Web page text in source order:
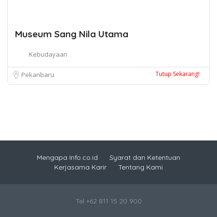
Museum Sang Nila Utama
Kebudayaan
Pekanbaru Tutup Sekarang!
Mengapa Info.co.id
Syarat dan Ketentuan
Kerjasama Karir
Tentang Kami
Tel +62 811 15 20 900